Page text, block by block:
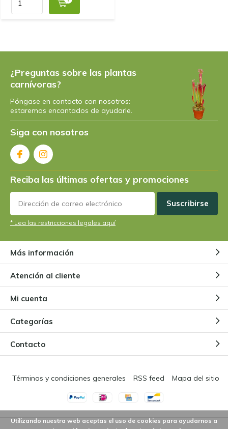
¿Preguntas sobre las plantas
carnívoras?
Póngase en contacto con nosotros:
estaremos encantados de ayudarle.
Siga con nosotros
Reciba las últimas ofertas y promociones
Suscribirse
* Lea las restricciones legales aquí
Más información
Atención al cliente
Mi cuenta
Categorías
Contacto
Términos y condiciones generales RSS feed Mapa del sitio
Utilizando nuestra web aceptas el uso de cookies para ayudarnos a